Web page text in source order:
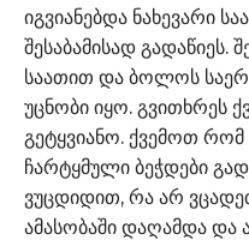
იგვიანებდა ნახევარი
შესაბამისად გადაწიეს.
საათით და ბოლოს
უცნობი იყო. გვითხრეს
გეტყვიანო. ქვემოთ
ჩარტყმული ბეჭდები
ვუცდიდით, რა არ
ამასობაში დაღამდა